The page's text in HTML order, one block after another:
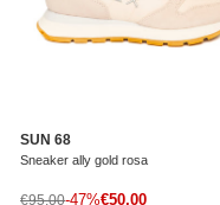
SUN 68
Sneaker ally gold rosa
Prezzo di vendita
€50,00
Prezzo normale
€95,00-47%